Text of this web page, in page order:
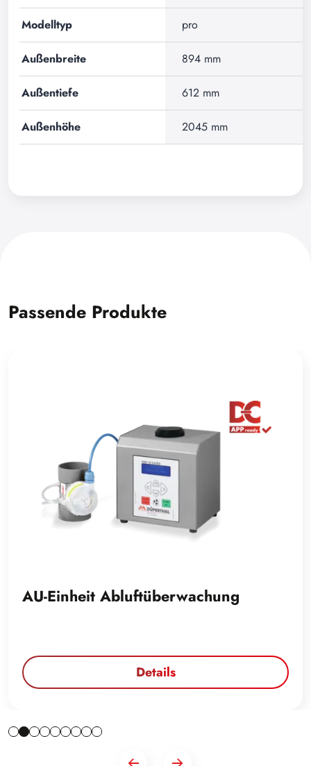
Modelltyp pro
Außenbreite 894 mm
Außentiefe 612 mm
Außenhöhe 2045 mm
Passende Produkte
AU-Einheit Abluftüberwachung
Details